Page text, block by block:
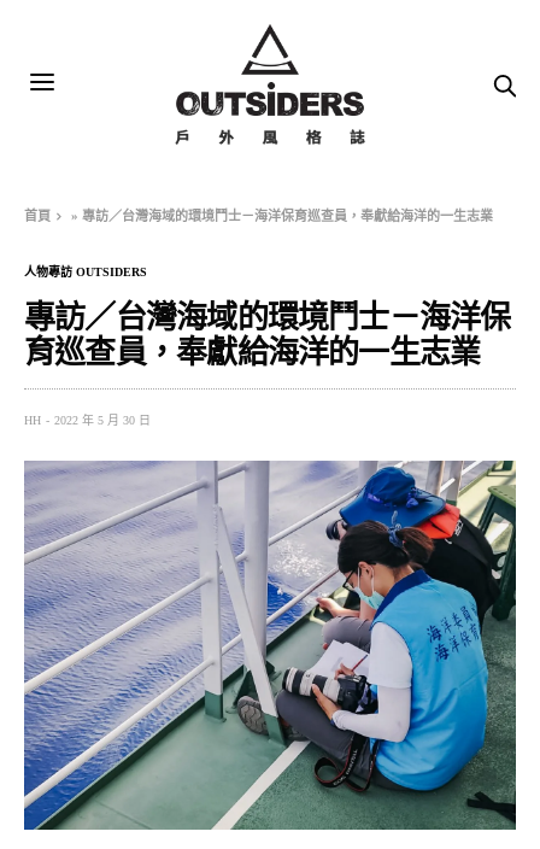
首頁 »專訪／台灣海域的環境鬥士－海洋保育巡查員，奉獻給海洋的一生志業
人物專訪 OUTSIDERS
專訪／台灣海域的環境鬥士－海洋保
育巡查員，奉獻給海洋的一生志業
HH 2022 年 5 月 30 日